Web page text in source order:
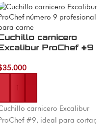
carnicero
ProChef #9
35.000
Añadir al carrito
carnicero Excalibur
#9, ideal para cortar,